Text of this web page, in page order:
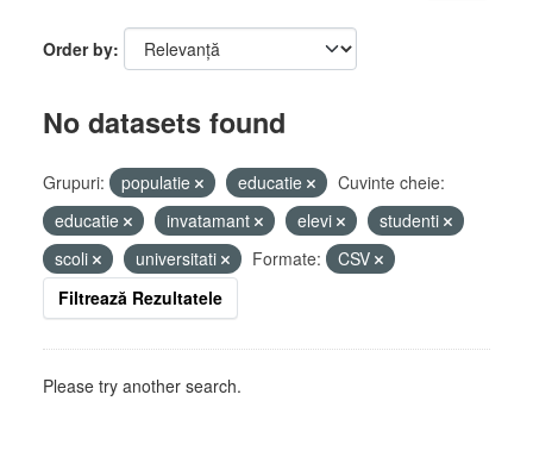
Order by
No datasets found
Grupuri: populatie educatie
Cuvinte cheie:
educatie
invatamant elevi
studenti
scoli
universitati Formate:
CSV
Filtrează Rezultatele
Please try another search.